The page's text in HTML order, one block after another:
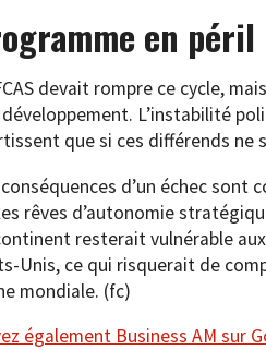
en péril
devait rompre ce cycle,
L’instabilité
que si ces différends ne
d’un échec sont
rêves d’autonomie
resterait vulnérable
Unis, ce qui risquerait de
mondiale. (fc)
également Business AM sur